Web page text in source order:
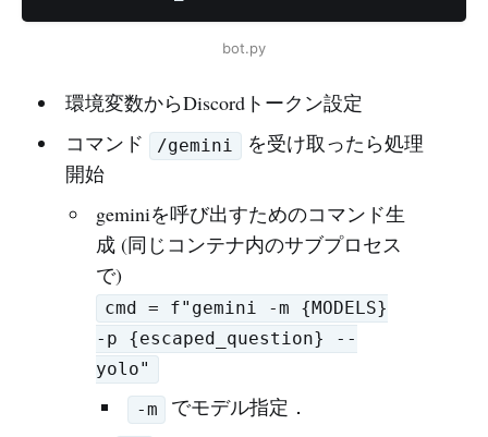
bot.py
環境変数からDiscordトークン設定
コマンド
/gemini
を受け取ったら処理
開始
geminiを呼び出すためのコマンド生
成 (同じコンテナ内のサブプロセス
で)
cmd = f"gemini -m {MODELS}
-p {escaped_question} --
yolo"
-m
でモデル指定．